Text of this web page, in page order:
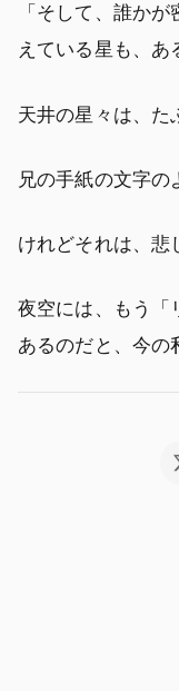
「そして、誰か
えている星も、あ
天井の星々は、た
兄の手紙の文字の
けれどそれは、悲
夜空には、もう「
あるのだと、今の